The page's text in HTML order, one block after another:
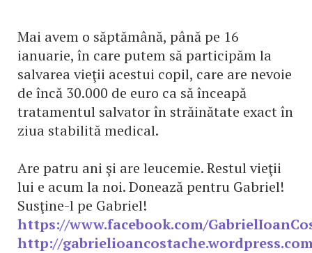
Mai avem o săptămână, până pe 16
ianuarie, în care putem să participăm la
salvarea vieţii acestui copil, care are nevoie
de încă 30.000 de euro ca să înceapă
tratamentul salvator în străinătate exact în
ziua stabilită medical.
Are patru ani şi are leucemie. Restul vieţii
lui e acum la noi. Donează pentru Gabriel!
Susţine-l pe Gabriel!
https://www.facebook.com/
http://